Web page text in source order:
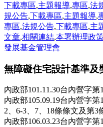
下載專區,主題報導,專區,法
規公告,下載專區,主題報導,
專區,法規公告,下載專區,主
文章,相關連結,本署辦理政
發展基金管理會
無障礙住宅設計基準及
內政部101.11.30台內營字第
內政部105.09.19台內營字第
2、6-3、7、18條條文及第3
內政部106.03.23台內營字